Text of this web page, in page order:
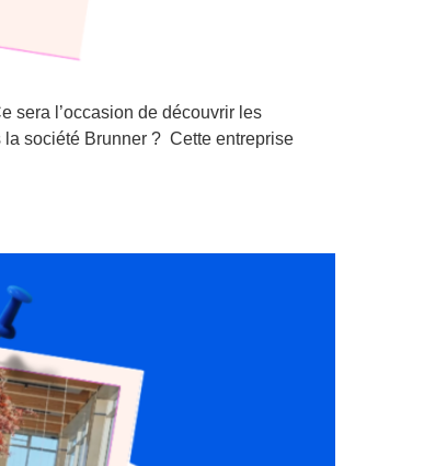
sera l’occasion de découvrir les
la société Brunner ? Cette entreprise